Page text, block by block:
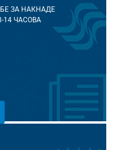
ЗА НАКНАДЕ
ЧАСОВА